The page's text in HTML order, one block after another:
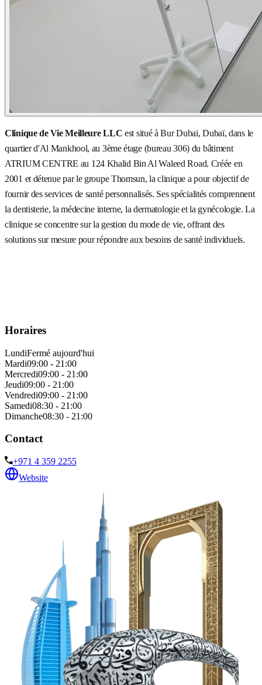
Clinique de Vie Meilleure LLC est situé à Bur Dubai, Dubaï, dans le
quartier d'Al Mankhool, au 3ème étage (bureau 306) du bâtiment
ATRIUM CENTRE au 124 Khalid Bin Al Waleed Road. Créée en
2001 et détenue par le groupe Thomsun, la clinique a pour objectif de
fournir des services de santé personnalisés. Ses spécialités comprennent
la dentisterie, la médecine interne, la dermatologie et la gynécologie. La
clinique se concentre sur la gestion du mode de vie, offrant des
solutions sur mesure pour répondre aux besoins de santé individuels.
Horaires
LundiFermé aujourd'hui
Mardi09:00 - 21:00
Mercredi09:00 - 21:00
Jeudi09:00 - 21:00
Vendredi09:00 - 21:00
Samedi08:30 - 21:00
Dimanche08:30 - 21:00
Contact
+971 4 359 2255
Website